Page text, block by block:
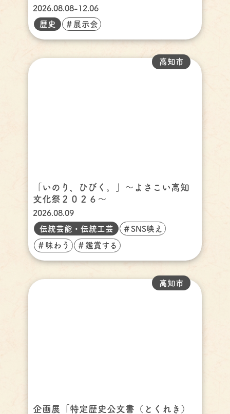
2026.08.08-12.06
歴史
＃展示会
「いのり、ひびく。」～よさこい高知
文化祭２０２６～
高知市
2026.08.09
伝統芸能・伝統工芸
＃SNS映え
＃味わう ＃鑑賞する
企画展「特定歴史公文書（とくれき）
高知市